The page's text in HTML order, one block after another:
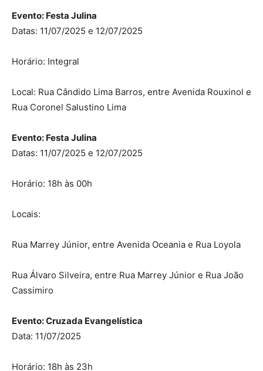
Evento: Festa Julina
Datas: 11/07/2025 e 12/07/2025
Horário: Integral
Local: Rua Cândido Lima Barros, entre Avenida Rouxinol e
Rua Coronel Salustino Lima
Evento: Festa Julina
Datas: 11/07/2025 e 12/07/2025
Horário: 18h às 00h
Locais:
Rua Marrey Júnior, entre Avenida Oceania e Rua Loyola
Rua Álvaro Silveira, entre Rua Marrey Júnior e Rua João
Cassimiro
Evento: Cruzada Evangelística
Data: 11/07/2025
Horário: 18h às 23h